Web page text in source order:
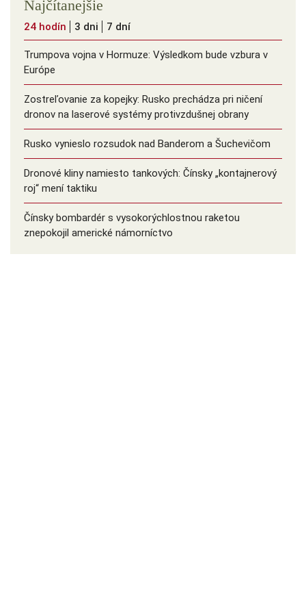
Najčítanejšie
24 hodín 3 dni 7 dní
Trumpova vojna v Hormuze: Výsledkom bude vzbura v
Európe
Zostreľovanie za kopejky: Rusko prechádza pri ničení
dronov na laserové systémy protivzdušnej obrany
Rusko vynieslo rozsudok nad Banderom a Šuchevičom
Dronové kliny namiesto tankových: Čínsky ️„kontajnerový
roj“ mení taktiku
Čínsky bombardér s vysokorýchlostnou raketou
znepokojil americké námorníctvo